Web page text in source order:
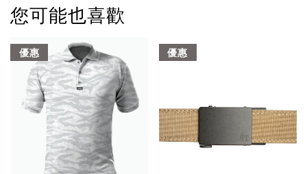
您可能也喜歡
優惠 優惠